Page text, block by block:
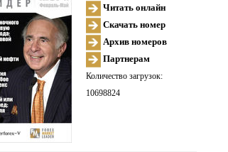
Читать онлайн
Скачать номер
Архив номеров
Партнерам
Количество загрузок:
10698824